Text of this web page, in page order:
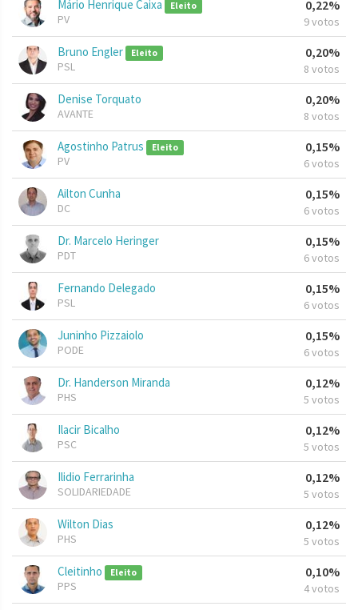
Mário Henrique Caixa Eleito
PV
0,22%
9 votos
Bruno Engler Eleito
PSL
0,20%
8 votos
Denise Torquato
AVANTE
0,20%
8 votos
Agostinho Patrus Eleito
PV
0,15%
6 votos
Ailton Cunha
DC
0,15%
6 votos
Dr. Marcelo Heringer
PDT
0,15%
6 votos
Fernando Delegado
PSL
0,15%
6 votos
Juninho Pizzaiolo
PODE
0,15%
6 votos
Dr. Handerson Miranda
PHS
0,12%
5 votos
Ilacir Bicalho
PSC
0,12%
5 votos
Ilidio Ferrarinha
SOLIDARIEDADE
0,12%
5 votos
Wilton Dias
PHS
0,12%
5 votos
Cleitinho Eleito
PPS
0,10%
4 votos